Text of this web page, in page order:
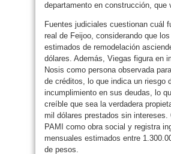
departamento en construcción, que
Fuentes judiciales cuestionan cuál
real de Feijoo, considerando que
estimados de remodelación
dólares. Además, Viegas figura en
Nosis como persona observada
de créditos, lo que indica un riesgo
incumplimiento en sus deudas, lo
creíble que sea la verdadera
mil dólares prestados sin intereses.
PAMI como obra social y registra
mensuales estimados entre
de pesos.